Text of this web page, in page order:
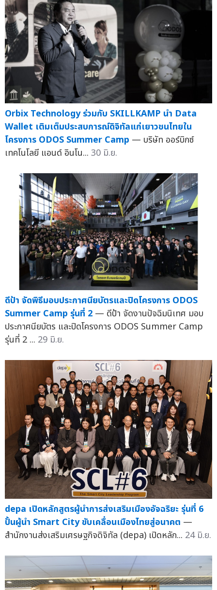
Orbix Technology ร่วมกับ SKILLKAMP นำ Data
Wallet เติมเต็มประสบการณ์ดิจิทัลแก่เยาวชนไทยใน
โครงการ ODOS Summer Camp — บริษัท ออร์บิกซ์
เทคโนโลยี แอนด์ อินโน... 30 มิ.ย.
ดีป้า จัดพิธีมอบประกาศนียบัตรและปิดโครงการ ODOS
Summer Camp รุ่นที่ 2 — ดีป้า จัดงานปัจฉิมนิเทศ มอบ
ประกาศนียบัตร และปิดโครงการ ODOS Summer Camp
รุ่นที่ 2 ... 29 มิ.ย.
depa เปิดหลักสูตรผู้นำการส่งเสริมเมืองอัจฉริยะ รุ่นที่ 6
ปั้นผู้นำ Smart City ขับเคลื่อนเมืองไทยสู่อนาคต —
สำนักงานส่งเสริมเศรษฐกิจดิจิทัล (depa) เปิดหลัก... 24 มิ.ย.